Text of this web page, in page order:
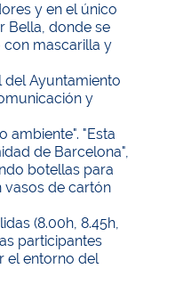
y en el único
Bella, donde se
con mascarilla y
del Ayuntamiento
y
ambiente". "Esta
de Barcelona",
botellas para
vasos de cartón
(8.00h, 8.45h,
participantes
el entorno del